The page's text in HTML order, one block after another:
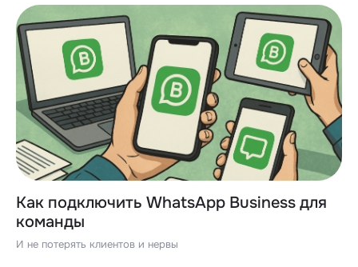
Как подключить WhatsApp Business для
команды
И не потерять клиентов и нервы